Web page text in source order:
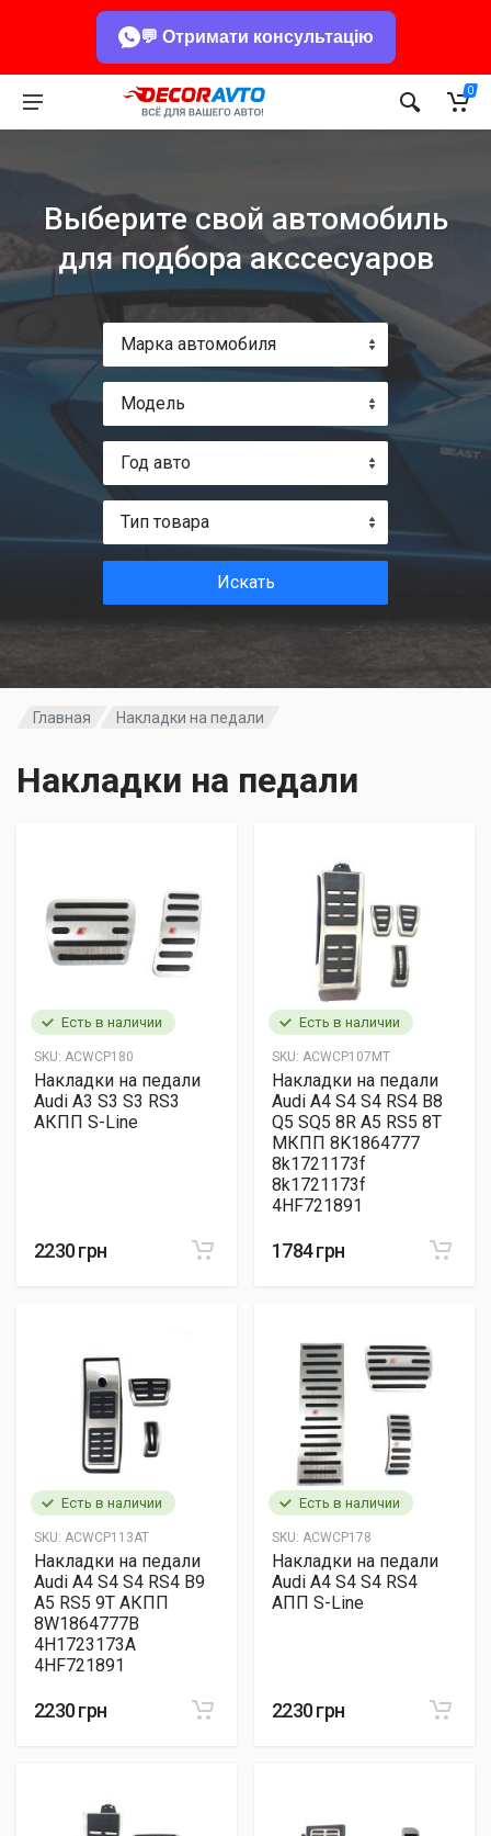
💬 Отримати консультацію
0
Выберите свой автомобиль
для подбора акссесуаров
Марка автомобиля
Модель
Год авто
Тип товара
Искать
Главная Накладки на педали
Накладки на педали
Есть в наличии
SKU: ACWCP180
Накладки на педали
Audi A3 S3 S3 RS3
АКПП S-Line
2230 грн
Есть в наличии
SKU: ACWCP107MT
Накладки на педали
Audi A4 S4 S4 RS4 B8
Q5 SQ5 8R A5 RS5 8T
МКПП 8K1864777
8k1721173f
8k1721173f
4HF721891
1784 грн
Есть в наличии
SKU: ACWCP113AT
Накладки на педали
Audi A4 S4 S4 RS4 B9
A5 RS5 9T АКПП
8W1864777B
4H1723173A
4HF721891
2230 грн
Есть в наличии
SKU: ACWCP178
Накладки на педали
Audi A4 S4 S4 RS4
АПП S-Line
2230 грн